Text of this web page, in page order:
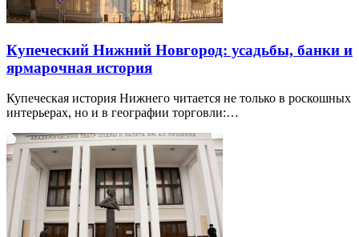
Купеческий Нижний Новгород: усадьбы, банки и
ярмарочная история
Купеческая история Нижнего читается не только в роскошных
интерьерах, но и в географии торговли:…